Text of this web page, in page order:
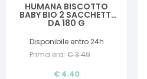
HUMANA BISCOTTO
BABY BIO 2 SACCHETTI
DA 180 G
Disponibile entro 24h
Prima era: €3.49
€ 4.40